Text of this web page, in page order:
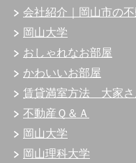
会社紹介｜岡山市の
岡山大学
おしゃれなお部屋
かわいいお部屋
賃貸満室方法 大家さ
不動産Ｑ＆Ａ
岡山大学
岡山理科大学